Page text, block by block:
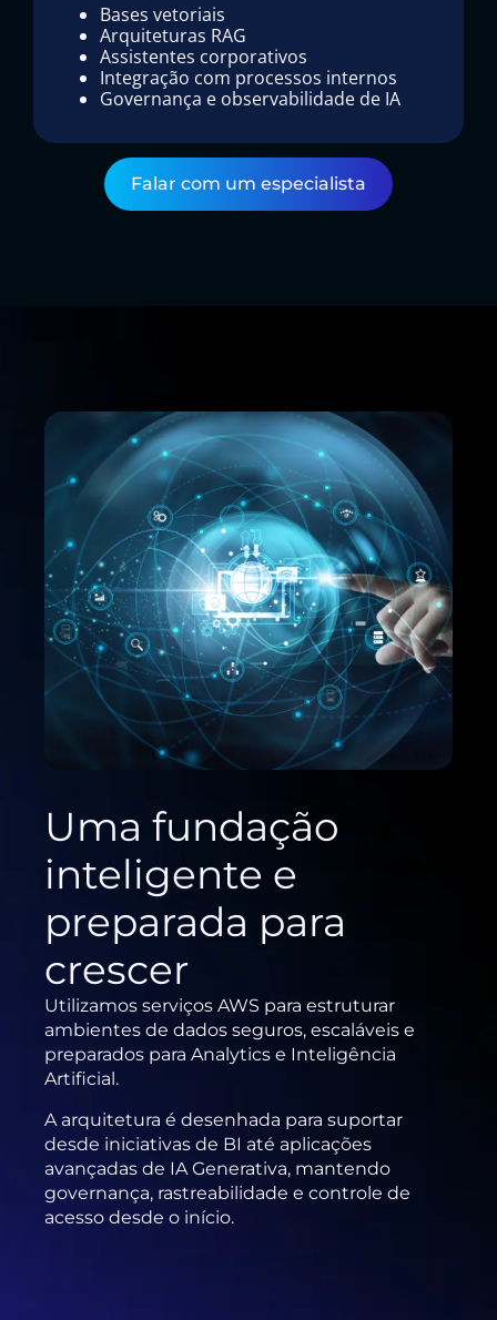
Bases vetoriais
Arquiteturas RAG
Assistentes corporativos
Integração com processos internos
Governança e observabilidade de IA
Falar com um especialista
Uma fundação
inteligente e
preparada para
crescer
Utilizamos serviços AWS para estruturar
ambientes de dados seguros, escaláveis e
preparados para Analytics e Inteligência
Artificial.
A arquitetura é desenhada para suportar
desde iniciativas de BI até aplicações
avançadas de IA Generativa, mantendo
governança, rastreabilidade e controle de
acesso desde o início.